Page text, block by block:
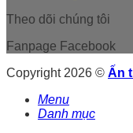
Theo dõi chúng tôi
Fanpage Facebook
Copyright 2026 © Ấn
Menu
Danh mục